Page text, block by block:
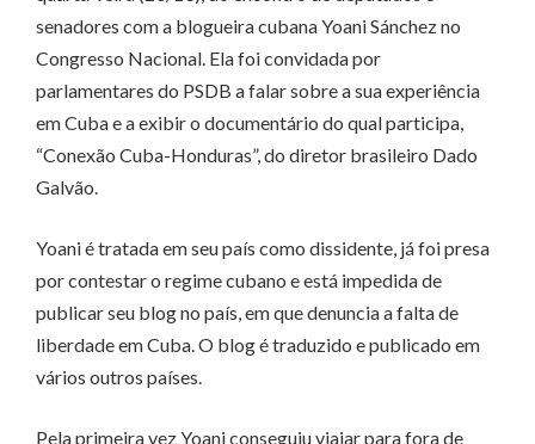
senadores com a blogueira cubana Yoani Sánchez no
Congresso Nacional. Ela foi convidada por
parlamentares do PSDB a falar sobre a sua experiência
em Cuba e a exibir o documentário do qual participa,
“Conexão Cuba-Honduras”, do diretor brasileiro Dado
Galvão.
Yoani é tratada em seu país como dissidente, já foi presa
por contestar o regime cubano e está impedida de
publicar seu blog no país, em que denuncia a falta de
liberdade em Cuba. O blog é traduzido e publicado em
vários outros países.
Pela primeira vez Yoani conseguiu viajar para fora de